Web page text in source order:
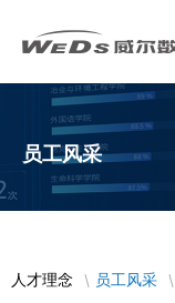
员工风采
人才理念 员工风采